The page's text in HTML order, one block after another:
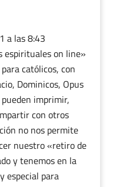
a las 8:43
espirituales on line»
católicos, con
Dominicos, Opus
imprimir,
con otros
no nos permite
nuestro «retiro de
y tenemos en la
especial para